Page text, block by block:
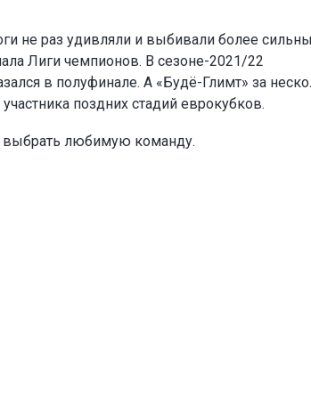
не раз удивляли и выбивали более
Лиги чемпионов. В сезоне-2021/22
в полуфинале. А «Будё-Глимт» за
поздних стадий еврокубков.
любимую команду.